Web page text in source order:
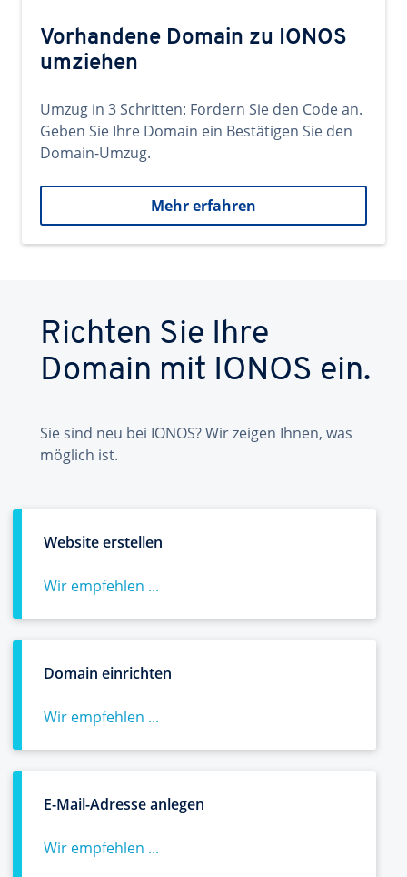
Vorhandene Domain zu IONOS
umziehen
Umzug in 3 Schritten: Fordern Sie den Code an.
Geben Sie Ihre Domain ein Bestätigen Sie den
Domain-Umzug.
Mehr erfahren
Richten Sie Ihre
Domain mit IONOS ein.
Sie sind neu bei IONOS? Wir zeigen Ihnen, was
möglich ist.
Website erstellen
Wir empfehlen ...
Domain einrichten
Wir empfehlen ...
E-Mail-Adresse anlegen
Wir empfehlen ...